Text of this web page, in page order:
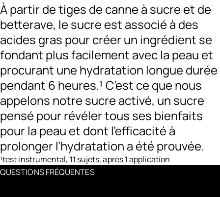
À partir de tiges de canne à sucre et de
betterave, le sucre est associé à des
acides gras pour créer un ingrédient se
fondant plus facilement avec la peau et
procurant une hydratation longue durée
pendant 6 heures.¹ C’est ce que nous
appelons notre sucre activé, un sucre
pensé pour révéler tous ses bienfaits
pour la peau et dont l’efficacité à
prolonger l’hydratation a été prouvée.
¹test instrumental, 11 sujets, après 1 application
QUESTIONS FRÉQUENTES